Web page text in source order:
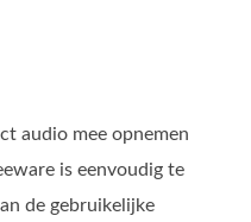
audio mee opnemen
is eenvoudig te
de gebruikelijke